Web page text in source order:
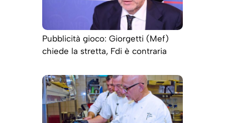
Pubblicità gioco: Giorgetti (Mef)
chiede la stretta, Fdi è contraria